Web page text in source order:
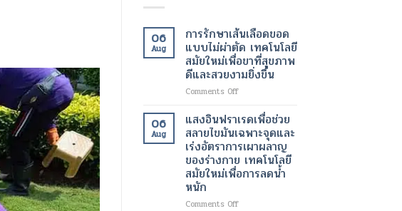
06
Aug
การรักษาเส้นเลือดขอด
แบบไม่ผ่าตัด เทคโนโลยี
สมัยใหม่เพื่อขาที่สุขภาพ
ดีและสวยงามยิ่งขึ้น
Comments Offon
รักษา
เส้นเลือด
ขอด
แบบ
ไม่
ผ่าตัด
สมัย
06
Aug
แสงอินฟราเรดเพื่อช่วย
สลายไขมันเฉพาะจุดและ
เร่งอัตราการเผาผลาญ
ของร่างกาย เทคโนโลยี
สมัยใหม่เพื่อการลดน้ำ
หนัก
Comments Offon